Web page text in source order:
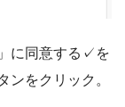
に同意する✓を
ンをクリック。